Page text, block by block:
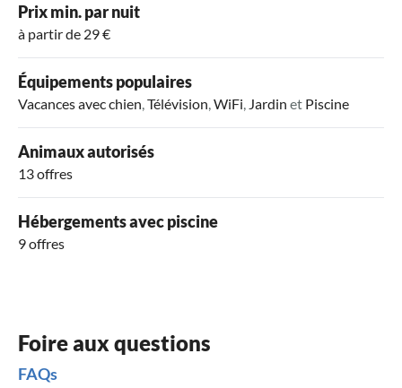
Prix min. par nuit
à partir de 29 €
Équipements populaires
Vacances avec chien,Télévision,WiFi, Jardin et Piscine
Animaux autorisés
13 offres
Hébergements avec piscine
9 offres
Foire aux questions
FAQs